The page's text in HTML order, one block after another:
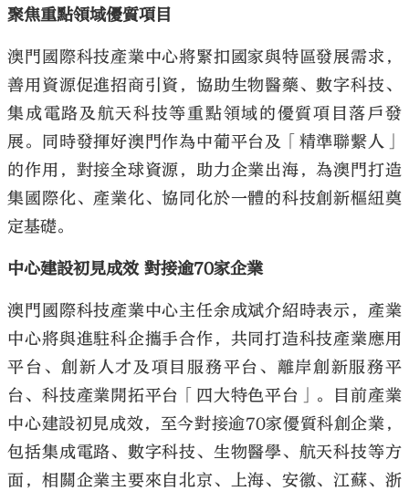
聚焦重點領域優質項目
澳門國際科技產業中心將緊扣國家與特區發展需求，
善用資源促進招商引資，協助生物醫藥、數字科技、
集成電路及航天科技等重點領域的優質項目落戶發
展。同時發揮好澳門作為中葡平台及「精準聯繫人」
的作用，對接全球資源，助力企業出海，為澳門打造
集國際化、產業化、協同化於一體的科技創新樞紐奠
定基礎。
中心建設初見成效 對接逾70家企業
澳門國際科技產業中心主任余成斌介紹時表示，產業
中心將與進駐科企攜手合作，共同打造科技產業應用
平台、創新人才及項目服務平台、離岸創新服務平
台、科技產業開拓平台「四大特色平台」。目前產業
中心建設初見成效，至今對接逾70家優質科創企業，
包括集成電路、數字科技、生物醫學、航天科技等方
面，相關企業主要來自北京、上海、安徽、江蘇、浙